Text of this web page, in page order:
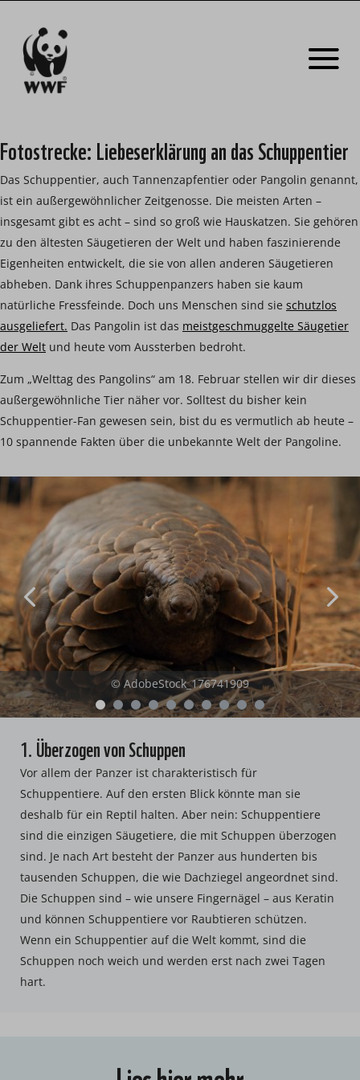
Fotostrecke: Liebeserklärung an das Schuppentier
Das Schuppentier, auch Tannenzapfentier oder Pangolin genannt,
ist ein außergewöhnlicher Zeitgenosse. Die meisten Arten –
insgesamt gibt es acht – sind so groß wie Hauskatzen. Sie gehören
zu den ältesten Säugetieren der Welt und haben faszinierende
Eigenheiten entwickelt, die sie von allen anderen Säugetieren
abheben. Dank ihres Schuppenpanzers haben sie kaum
natürliche Fressfeinde. Doch uns Menschen sind sie schutzlos
ausgeliefert. Das Pangolin ist das meistgeschmuggelte Säugetier
der Welt und heute vom Aussterben bedroht.
Zum „Welttag des Pangolins“ am 18. Februar stellen wir dir dieses
außergewöhnliche Tier näher vor. Solltest du bisher kein
Schuppentier-Fan gewesen sein, bist du es vermutlich ab heute –
10 spannende Fakten über die unbekannte Welt der Pangoline.
© AdobeStock_176741909
1. Überzogen von Schuppen
Vor allem der Panzer ist charakteristisch für
Schuppentiere. Auf den ersten Blick könnte man sie
deshalb für ein Reptil halten. Aber nein: Schuppentiere
sind die einzigen Säugetiere, die mit Schuppen überzogen
sind. Je nach Art besteht der Panzer aus hunderten bis
tausenden Schuppen, die wie Dachziegel angeordnet sind.
Die Schuppen sind – wie unsere Fingernägel – aus Keratin
und können Schuppentiere vor Raubtieren schützen.
Wenn ein Schuppentier auf die Welt kommt, sind die
Schuppen noch weich und werden erst nach zwei Tagen
hart.